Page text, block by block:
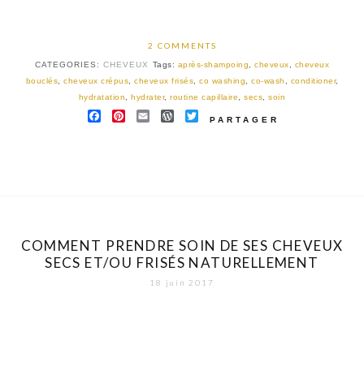
2 COMMENTS
CATEGORIES: CHEVEUX Tags: après-shampoing ,cheveux
cheveux
bouclés
cheveux crépus cheveux frisés co washing co-wash conditioner,
hydratation
,hydrater,routine capillaire ,secs ,soin
FACEBOOK
PINTEREST
EMAILWORDPRESS
TWITTER
PARTAGER
COMMENT PRENDRE SOIN DE SES CHEVEUX
SECS ET/OU FRISÉS NATURELLEMENT
18 juin 2017